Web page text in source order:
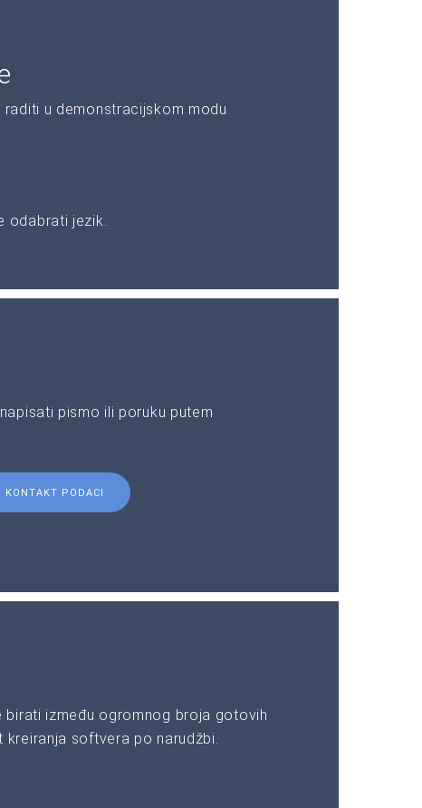
u demonstracijskom modu
odabrati jezik.
pismo ili poruku putem
KONTAKT PODACI
između ogromnog broja gotovih
softvera po narudžbi.